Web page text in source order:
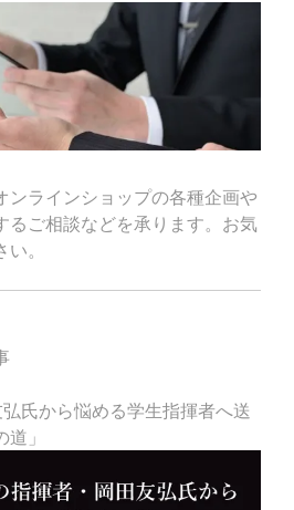
ンラインショップの各種企画や
るご相談などを承ります。お気
。
氏から悩める学生指揮者へ送
」